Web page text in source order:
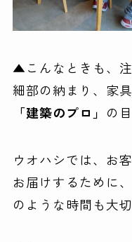
▲こんなときも、
細部の納まり、家
「建築のプロ」 の
ウオハシでは、お
お届けするために
のような時間も大